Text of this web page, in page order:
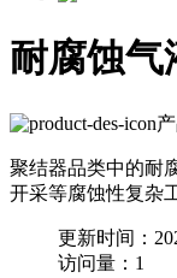
耐腐蚀气
聚结器品类中的耐
开采等腐蚀性复杂
更新时间：
访问量：1